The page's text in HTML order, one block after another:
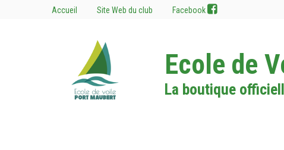
Accueil Site Web du club Facebook
Ecole de
La boutique